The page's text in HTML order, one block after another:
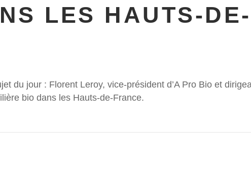
LES HAUTS-DE-
du jour : Florent Leroy, vice-président d’A Pro Bio et
bio dans les Hauts-de-France.